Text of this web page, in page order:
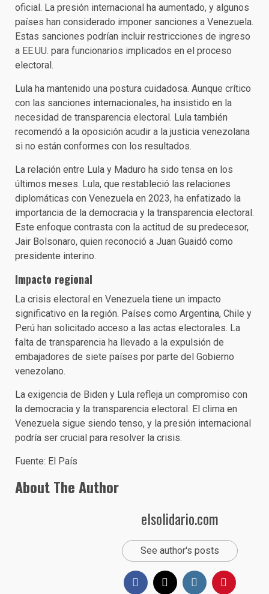
oficial. La presión internacional ha aumentado, y algunos
países han considerado imponer sanciones a Venezuela.
Estas sanciones podrían incluir restricciones de ingreso
a EE.UU. para funcionarios implicados en el proceso
electoral.
Lula ha mantenido una postura cuidadosa. Aunque crítico
con las sanciones internacionales, ha insistido en la
necesidad de transparencia electoral. Lula también
recomendó a la oposición acudir a la justicia venezolana
si no están conformes con los resultados.
La relación entre Lula y Maduro ha sido tensa en los
últimos meses. Lula, que restableció las relaciones
diplomáticas con Venezuela en 2023, ha enfatizado la
importancia de la democracia y la transparencia electoral.
Este enfoque contrasta con la actitud de su predecesor,
Jair Bolsonaro, quien reconoció a Juan Guaidó como
presidente interino.
Impacto regional
La crisis electoral en Venezuela tiene un impacto
significativo en la región. Países como Argentina, Chile y
Perú han solicitado acceso a las actas electorales. La
falta de transparencia ha llevado a la expulsión de
embajadores de siete países por parte del Gobierno
venezolano.
La exigencia de Biden y Lula refleja un compromiso con
la democracia y la transparencia electoral. El clima en
Venezuela sigue siendo tenso, y la presión internacional
podría ser crucial para resolver la crisis.
Fuente: El País
About The Author
elsolidario.com
See author's posts